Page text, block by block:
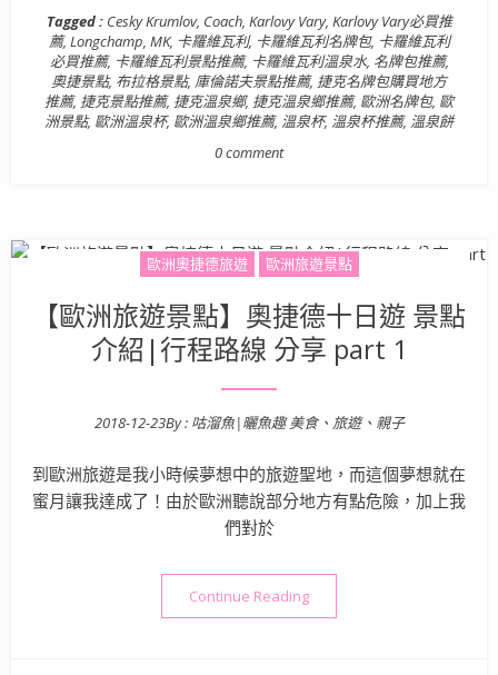
Tagged : Cesky Krumlov, Coach, Karlovy Vary, Karlovy Vary必買推
薦, Longchamp, MK, 卡羅維瓦利, 卡羅維瓦利名牌包, 卡羅維瓦利
必買推薦, 卡羅維瓦利景點推薦, 卡羅維瓦利溫泉水, 名牌包推薦,
奧捷景點, 布拉格景點, 庫倫諾夫景點推薦, 捷克名牌包購買地方
推薦, 捷克景點推薦, 捷克溫泉鄉, 捷克溫泉鄉推薦, 歐洲名牌包, 歐
洲景點, 歐洲溫泉杯, 歐洲溫泉鄉推薦, 溫泉杯, 溫泉杯推薦, 溫泉餅
0 comment
歐洲奧捷德旅遊 歐洲旅遊景點
【歐洲旅遊景點】奧捷德十日遊 景點
介紹|行程路線 分享 part 1
Posted on
2018-12-23By : 咕溜魚|曬魚趣 美食、旅遊、親子
到歐洲旅遊是我小時候夢想中的旅遊聖地，而這個夢想就在
蜜月讓我達成了！由於歐洲聽說部分地方有點危險，加上我
們對於
Continue Reading“【歐洲旅遊景點】奧捷德十